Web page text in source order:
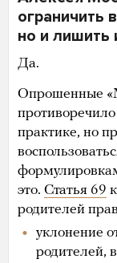
ограничить
но и лишить
Да.
Опрошенные
практике, но
это. Статья 69
родителей
уклонение
родителей,